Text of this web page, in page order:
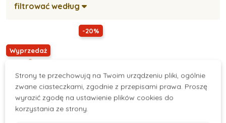
filtrować według
-20%
Wyprzedaż
Strony te przechowują na Twoim urządzeniu pliki, ogólnie
zwane ciasteczkami, zgodnie z przepisami prawa. Proszę
wyrazić zgodę na ustawienie plików cookies do
korzystania ze strony.